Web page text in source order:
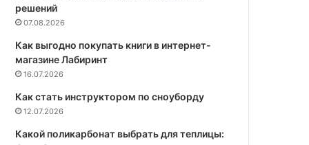
решений
07.08.2026
Как выгодно покупать книги в интернет-
магазине Лабиринт
16.07.2026
Как стать инструктором по сноуборду
12.07.2026
Какой поликарбонат выбрать для теплицы: